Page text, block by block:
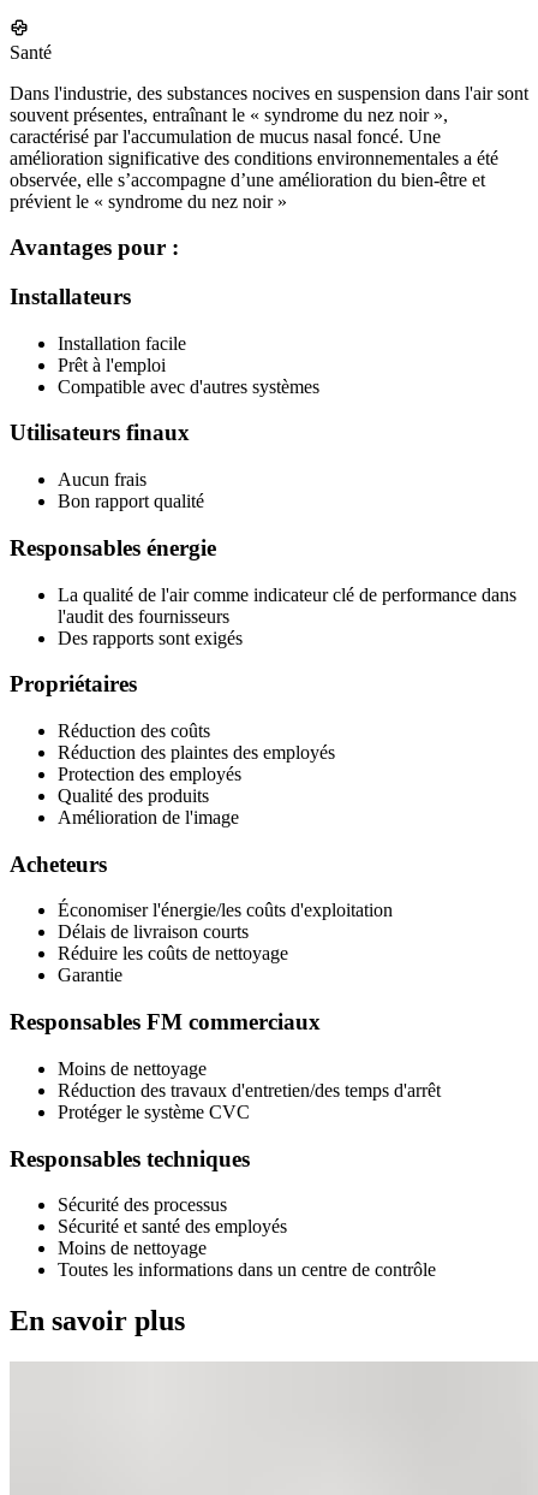
Santé
Dans l'industrie, des substances nocives en suspension dans l'air sont
souvent présentes, entraînant le « syndrome du nez noir »,
caractérisé par l'accumulation de mucus nasal foncé. Une
amélioration significative des conditions environnementales a été
observée, elle s’accompagne d’une amélioration du bien-être et
prévient le « syndrome du nez noir »
Avantages pour :
Installateurs
Installation facile
Prêt à l'emploi
Compatible avec d'autres systèmes
Utilisateurs finaux
Aucun frais
Bon rapport qualité
Responsables énergie
La qualité de l'air comme indicateur clé de performance dans
l'audit des fournisseurs
Des rapports sont exigés
Propriétaires
Réduction des coûts
Réduction des plaintes des employés
Protection des employés
Qualité des produits
Amélioration de l'image
Acheteurs
Économiser l'énergie/les coûts d'exploitation
Délais de livraison courts
Réduire les coûts de nettoyage
Garantie
Responsables FM commerciaux
Moins de nettoyage
Réduction des travaux d'entretien/des temps d'arrêt
Protéger le système CVC
Responsables techniques
Sécurité des processus
Sécurité et santé des employés
Moins de nettoyage
Toutes les informations dans un centre de contrôle
En savoir plus